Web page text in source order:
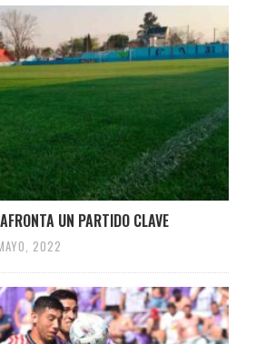
UN PARTIDO CLAVE
2022